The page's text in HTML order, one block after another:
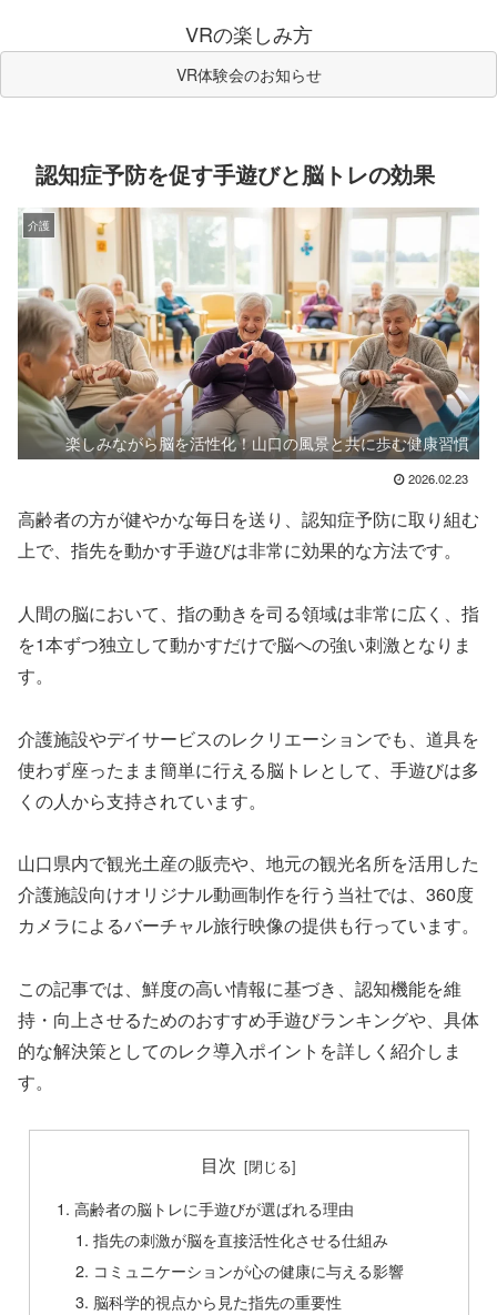
VRの楽しみ方
VR体験会のお知らせ
認知症予防を促す手遊びと脳トレの効果
介護
楽しみながら脳を活性化！山口の風景と共に歩む健康習慣
2026.02.23
高齢者の方が健やかな毎日を送り、認知症予防に取り組む
上で、指先を動かす手遊びは非常に効果的な方法です。
人間の脳において、指の動きを司る領域は非常に広く、指
を1本ずつ独立して動かすだけで脳への強い刺激となりま
す。
介護施設やデイサービスのレクリエーションでも、道具を
使わず座ったまま簡単に行える脳トレとして、手遊びは多
くの人から支持されています。
山口県内で観光土産の販売や、地元の観光名所を活用した
介護施設向けオリジナル動画制作を行う当社では、360度
カメラによるバーチャル旅行映像の提供も行っています。
この記事では、鮮度の高い情報に基づき、認知機能を維
持・向上させるためのおすすめ手遊びランキングや、具体
的な解決策としてのレク導入ポイントを詳しく紹介しま
す。
目次
高齢者の脳トレに手遊びが選ばれる理由
指先の刺激が脳を直接活性化させる仕組み
コミュニケーションが心の健康に与える影響
脳科学的視点から見た指先の重要性